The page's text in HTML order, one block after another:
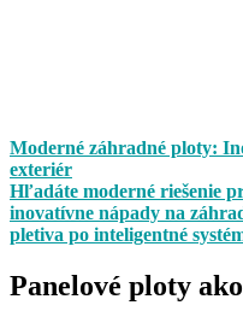
Moderné záhradné ploty:
exteriér
Hľadáte moderné riešenie
inovatívne nápady na
pletiva po inteligentné
Panelové ploty